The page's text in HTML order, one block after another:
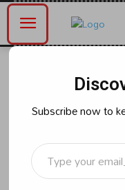
ఆపదలో
సేవా సంస్ధ
Subscribe now to
Type your email…